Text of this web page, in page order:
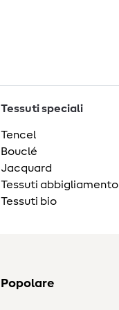
Tessuti speciali
Tencel
Bouclé
Jacquard
Tessuti abbigliamento
Tessuti bio
Popolare